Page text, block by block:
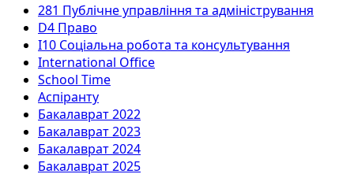
281 Публічне управління та адміністрування
D4 Право
I10 Соціальна робота та консультування
International Office
School Time
Аспіранту
Бакалаврат 2022
Бакалаврат 2023
Бакалаврат 2024
Бакалаврат 2025